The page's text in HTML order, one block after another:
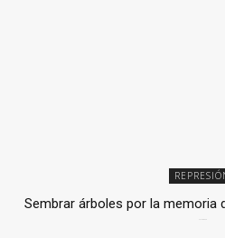
Sembrar árboles por la memoria